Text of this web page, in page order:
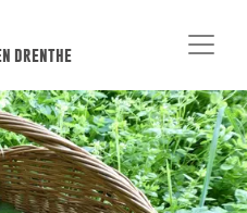
drenthe